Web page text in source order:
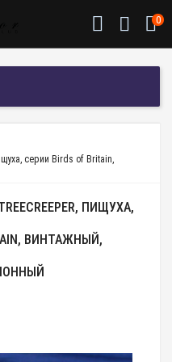
0
серии Birds of Britain,
ПИЩУХА,
ВИНТАЖНЫЙ,